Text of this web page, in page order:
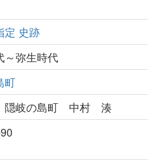
定 史跡
～弥生時代
町
隠岐の島町 中村 湊